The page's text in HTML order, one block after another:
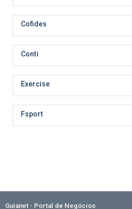
Cofides
Conti
Exercise
Fsport
Guianet - Portal de Negócios